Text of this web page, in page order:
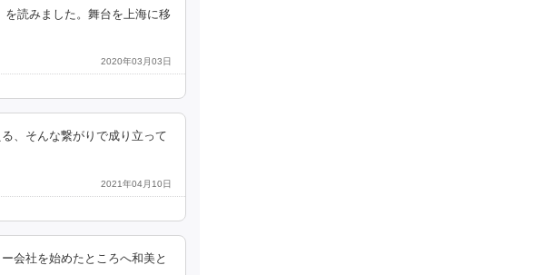
読みました。舞台を上海に移
2020年03月03日
、そんな繋がりで成り立って
2021年04月10日
会社を始めたところへ和美と